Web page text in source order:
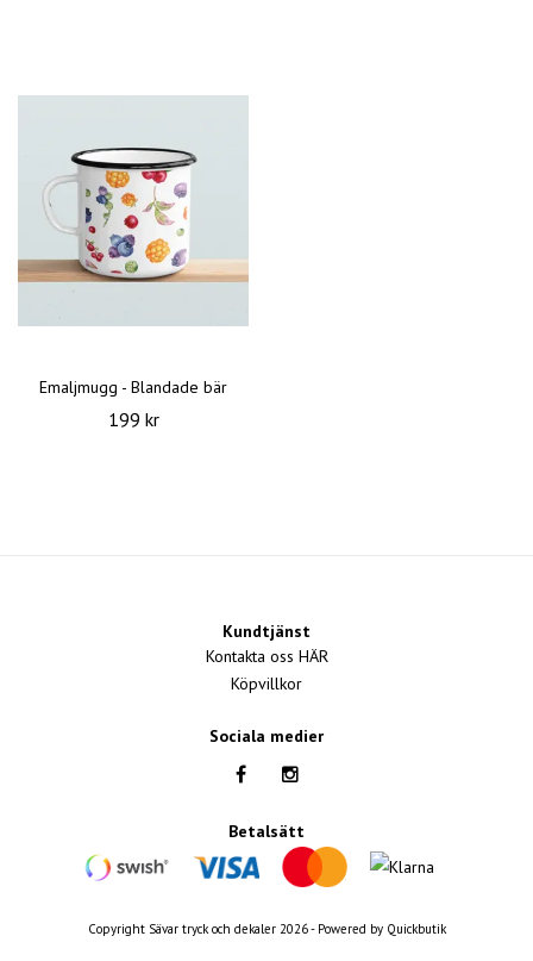
Emaljmugg - Blandade bär
199 kr
Kundtjänst
Kontakta oss HÄR
Köpvillkor
Sociala medier
Betalsätt
Copyright Sävar tryck och dekaler 2026 - Powered by Quickbutik